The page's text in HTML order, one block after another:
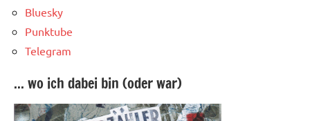
Bluesky
Punktube
Telegram
... wo ich dabei bin (oder war)